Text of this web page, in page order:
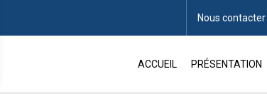
Nous contacter
ACCUEIL PRÉSENTATION
LOUER CHERBOURG